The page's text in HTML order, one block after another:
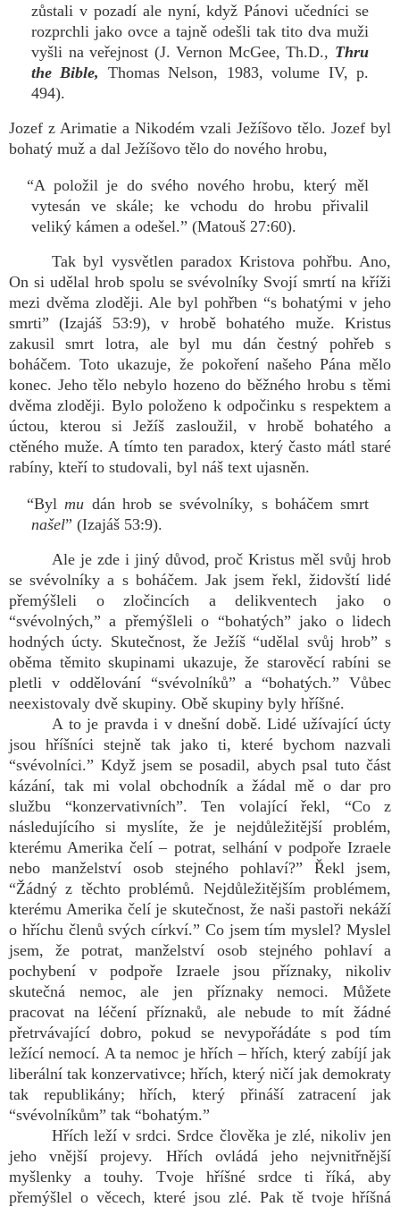
zůstali v pozadí ale nyní, když Pánovi učedníci se
rozprchli jako ovce a tajně odešli tak tito dva muži
vyšli na veřejnost (J. Vernon McGee, Th.D., Thru
the Bible, Thomas Nelson, 1983, volume IV, p.
494).
Jozef z Arimatie a Nikodém vzali Ježíšovo tělo. Jozef byl
bohatý muž a dal Ježíšovo tělo do nového hrobu,
“A položil je do svého nového hrobu, který měl
vytesán ve skále; ke vchodu do hrobu přivalil
veliký kámen a odešel.” (Matouš 27:60).
Tak byl vysvětlen paradox Kristova pohřbu. Ano,
On si udělal hrob spolu se svévolníky Svojí smrtí na kříži
mezi dvěma zloději. Ale byl pohřben “s bohatými v jeho
smrti” (Izajáš 53:9), v hrobě bohatého muže. Kristus
zakusil smrt lotra, ale byl mu dán čestný pohřeb s
boháčem. Toto ukazuje, že pokoření našeho Pána mělo
konec. Jeho tělo nebylo hozeno do běžného hrobu s těmi
dvěma zloději. Bylo položeno k odpočinku s respektem a
úctou, kterou si Ježíš zasloužil, v hrobě bohatého a
ctěného muže. A tímto ten paradox, který často mátl staré
rabíny, kteří to studovali, byl náš text ujasněn.
“Bylmu dán hrob se svévolníky, s boháčem smrt
našel” (Izajáš 53:9).
Ale je zde i jiný důvod, proč Kristus měl svůj hrob
se svévolníky a s boháčem. Jak jsem řekl, židovští lidé
přemýšleli o zločincích a delikventech jako o
“svévolných,” a přemýšleli o “bohatých” jako o lidech
hodných úcty. Skutečnost, že Ježíš “udělal svůj hrob” s
oběma těmito skupinami ukazuje, že starověcí rabíni se
pletli v oddělování “svévolníků” a “bohatých.” Vůbec
neexistovaly dvě skupiny. Obě skupiny byly hříšné.
A to je pravda i v dnešní době. Lidé užívající úcty
jsou hříšníci stejně tak jako ti, které bychom nazvali
“svévolníci.” Když jsem se posadil, abych psal tuto část
kázání, tak mi volal obchodník a žádal mě o dar pro
službu “konzervativních”. Ten volající řekl, “Co z
následujícího si myslíte, že je nejdůležitější problém,
kterému Amerika čelí – potrat, selhání v podpoře Izraele
nebo manželství osob stejného pohlaví?” Řekl jsem,
“Žádný z těchto problémů. Nejdůležitějším problémem,
kterému Amerika čelí je skutečnost, že naši pastoři nekáží
o hříchu členů svých církví.” Co jsem tím myslel? Myslel
jsem, že potrat, manželství osob stejného pohlaví a
pochybení v podpoře Izraele jsou příznaky, nikoliv
skutečná nemoc, ale jen příznaky nemoci. Můžete
pracovat na léčení příznaků, ale nebude to mít žádné
přetrvávající dobro, pokud se nevypořádáte s pod tím
ležící nemocí. A ta nemoc je hřích – hřích, který zabíjí jak
liberální tak konzervativce; hřích, který ničí jak demokraty
tak republikány; hřích, který přináší zatracení jak
“svévolníkům” tak “bohatým.”
Hřích leží v srdci. Srdce člověka je zlé, nikoliv jen
jeho vnější projevy. Hřích ovládá jeho nejvnitřnější
myšlenky a touhy. Tvoje hříšné srdce ti říká, aby
přemýšlel o věcech, které jsou zlé. Pak tě tvoje hříšná